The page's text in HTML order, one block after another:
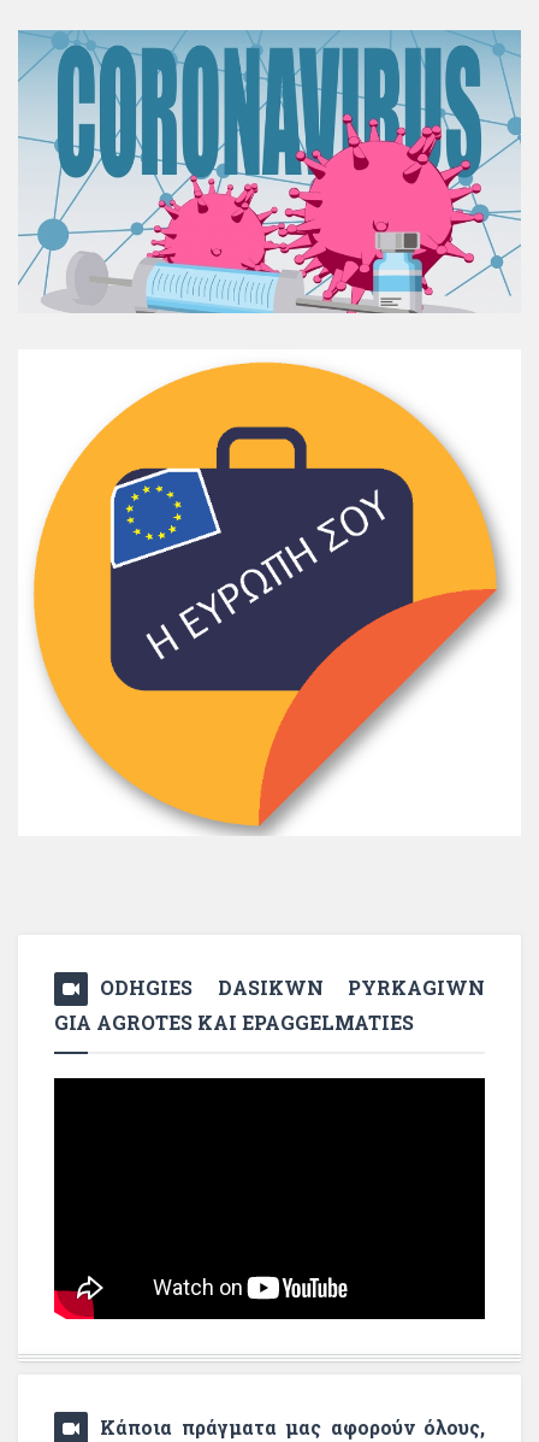
ODHGIES DASIKWN PYRKAGIWN
GIA AGROTES KAI EPAGGELMATIES
Κάποια πράγματα μας αφορούν όλους,